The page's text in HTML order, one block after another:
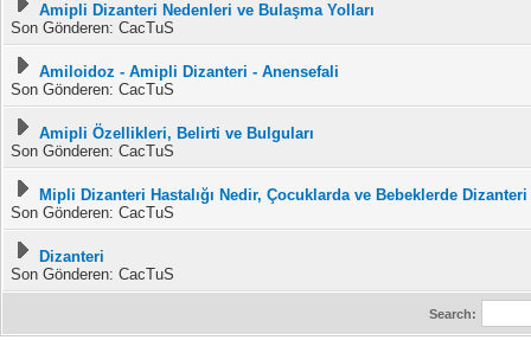
Amipli Dizanteri Nedenleri ve Bulaşma Yolları
Son Gönderen: CacTuS
Amiloidoz - Amipli Dizanteri - Anensefali
Son Gönderen: CacTuS
Amipli Özellikleri, Belirti ve Bulguları
Son Gönderen: CacTuS
Mipli Dizanteri Hastalığı Nedir, Çocuklarda ve Bebeklerde Dizanteri
Son Gönderen: CacTuS
Dizanteri
Son Gönderen: CacTuS
Search: